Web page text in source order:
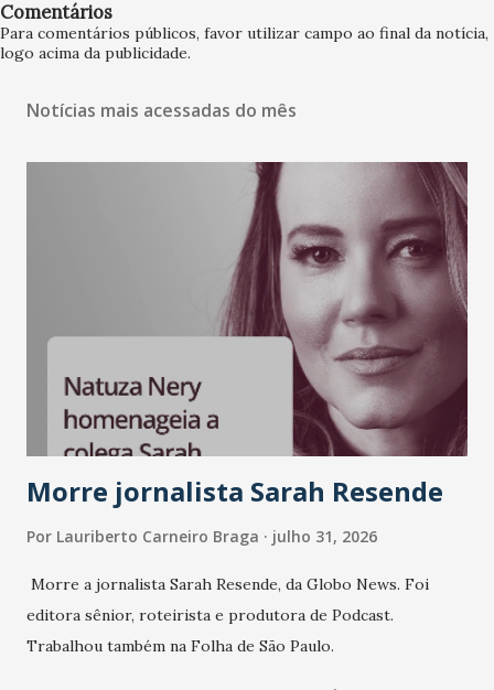
Comentários
Para comentários públicos, favor utilizar campo ao final da notícia,
logo acima da publicidade.
Notícias mais acessadas do mês
Morre jornalista Sarah Resende
Por Lauriberto Carneiro Braga julho 31, 2026
Morre a jornalista Sarah Resende, da Globo News. Foi
editora sênior, roteirista e produtora de Podcast.
Trabalhou também na Folha de São Paulo.